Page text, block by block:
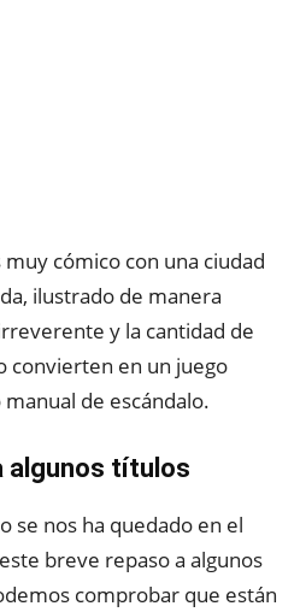
cómico con una ciudad
ilustrado de manera
y la cantidad de
convierten en un juego
de escándalo.
algunos títulos
se nos ha quedado en el
breve repaso a algunos
comprobar que están